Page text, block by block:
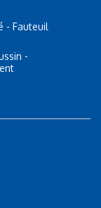
- Fauteuil
-